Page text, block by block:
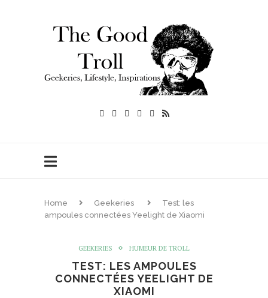
Home Geekeries
Test: les
ampoules connectées Yeelight de Xiaomi
GEEKERIES HUMEUR DE TROLL
TEST: LES AMPOULES
CONNECTÉES YEELIGHT DE
XIAOMI